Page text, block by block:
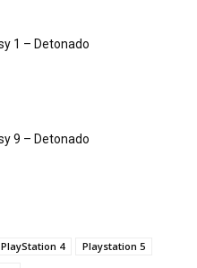
1 – Detonado
9 – Detonado
PlayStation 4
Playstation 5